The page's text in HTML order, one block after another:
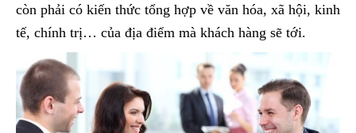
còn phải có kiến thức tổng hợp về văn hóa, xã hội, kinh
tế, chính trị… của địa điểm mà khách hàng sẽ tới.